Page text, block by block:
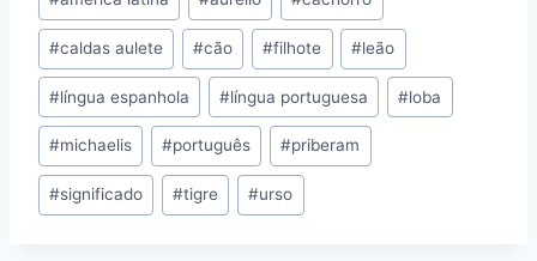
#caldas aulete #cão #filhote #leão
#língua espanhola #língua portuguesa #loba
#michaelis #português #priberam
#significado #tigre #urso